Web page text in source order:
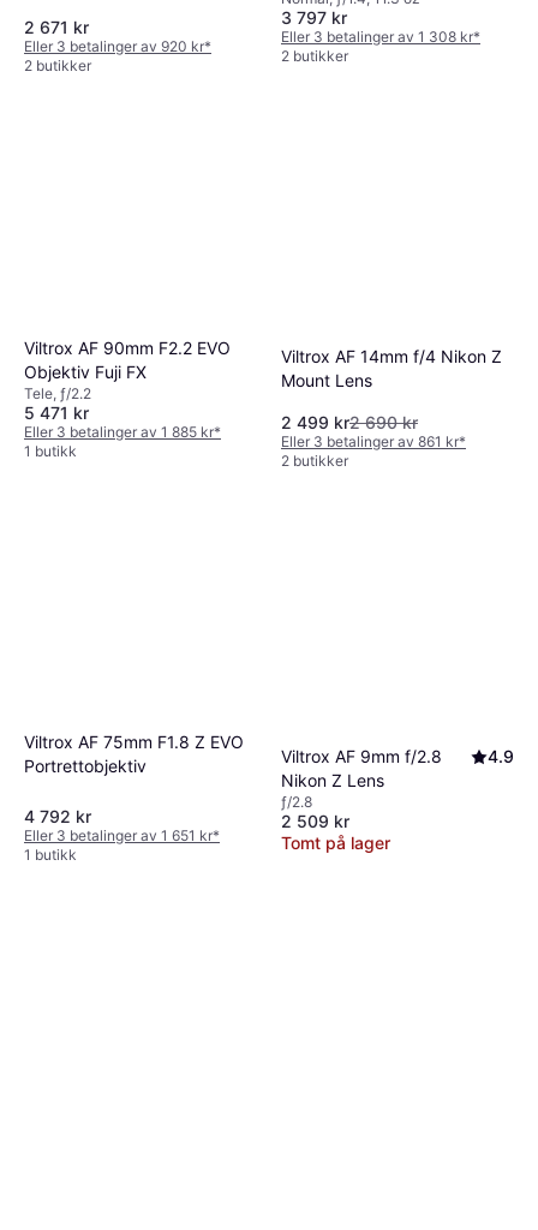
2 671 kr
Eller 3 betalinger av 920 kr*
2 butikker
3 797 kr
Eller 3 betalinger av 1 308 kr*
2 butikker
Viltrox AF 90mm F2.2 EVO
Objektiv Fuji FX
Tele, ƒ/2.2
5 471 kr
Eller 3 betalinger av 1 885 kr*
1 butikk
Viltrox AF 14mm f/4 Nikon Z
Mount Lens
2 499 kr2 690 kr
Eller 3 betalinger av 861 kr*
2 butikker
Viltrox AF 75mm F1.8 Z EVO
Portrettobjektiv
4 792 kr
Eller 3 betalinger av 1 651 kr*
1 butikk
Viltrox AF 9mm f/2.8
Nikon Z Lens
4.9
ƒ/2.8
2 509 kr
Tomt på lager